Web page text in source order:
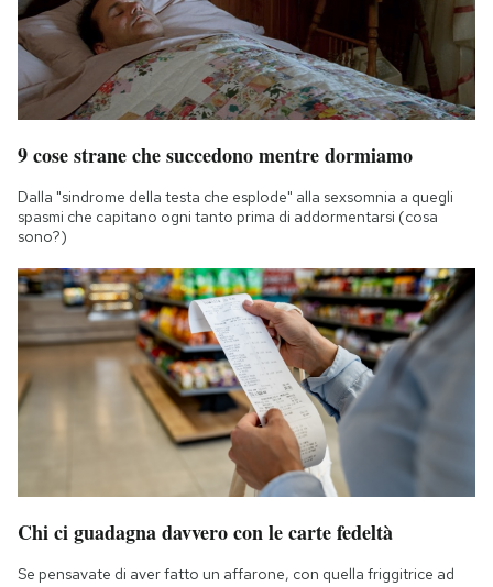
9 cose strane che succedono mentre dormiamo
Dalla "sindrome della testa che esplode" alla sexsomnia a quegli
spasmi che capitano ogni tanto prima di addormentarsi (cosa
sono?)
Chi ci guadagna davvero con le carte fedeltà
Se pensavate di aver fatto un affarone, con quella friggitrice ad